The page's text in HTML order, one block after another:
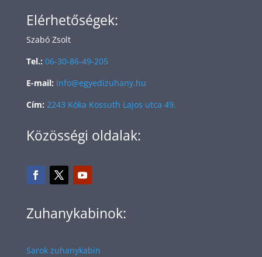
Elérhetőségek:
Szabó Zsolt
Tel.: 06-30-86-49-205
E-mail: info@egyedizuhany.hu
Cím: 2243 Kóka Kossuth Lajos utca 49.
Közösségi oldalak:
Zuhanykabinok:
Sarok zuhanykabin